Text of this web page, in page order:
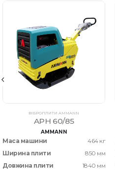
ВІБРОПЛИТИ AMMANN
APH 60/85
AMMANN
Маса машини
464 кг
Ширина плити
850 мм
Довжина плити
1840 мм